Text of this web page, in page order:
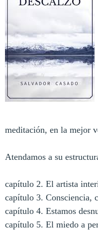
meditación, en la mejor
Atendamos a su
capítulo 2. El artista
capítulo 3. Consciencia,
capítulo 4. Estamos
capítulo 5. El miedo a